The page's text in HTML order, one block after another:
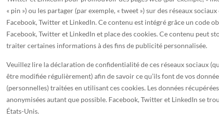
« pin ») ou les partager (par exemple, « tweet ») sur des réseaux
Facebook, Twitter et LinkedIn. Ce contenu est intégré grâce un code
Facebook, Twitter et LinkedIn et place des cookies. Ce contenu peut
traiter certaines informations à des fins de publicité personnalisée.
Veuillez lire la déclaration de confidentialité de ces réseaux sociaux
être modifiée régulièrement) afin de savoir ce qu’ils font de vos
(personnelles) traitées en utilisant ces cookies. Les données
anonymisées autant que possible. Facebook, Twitter et LinkedIn se
États-Unis.